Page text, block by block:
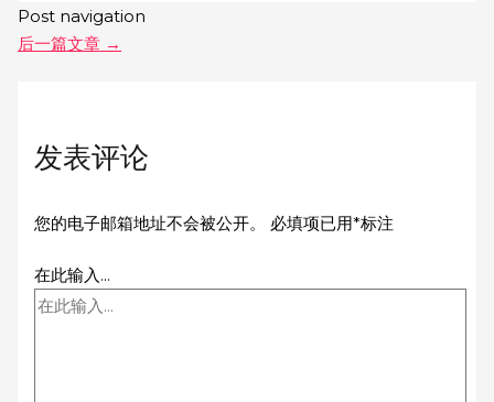
Post navigation
后一篇文章 →
发表评论
您的电子邮箱地址不会被公开。 必填项已用*标注
在此输入...